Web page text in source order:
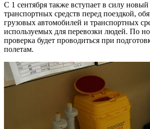
С 1 сентября также вступает в силу
транспортных средств перед поездкой,
грузовых автомобилей и транспортных
используемых для перевозки людей. По
проверка будет проводиться при
полетам.